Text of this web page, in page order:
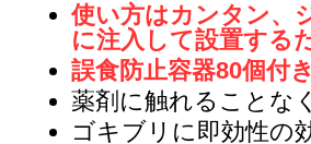
使い方はカンタン、
に注入して設置する
誤食防止容器80個付き
薬剤に触れることな
ゴキブリに即効性の